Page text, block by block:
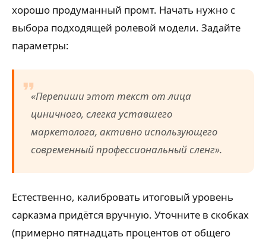
хорошо продуманный промт. Начать нужно с
выбора подходящей ролевой модели. Задайте
параметры:
«Перепиши этот текст от лица
циничного, слегка уставшего
маркетолога, активно использующего
современный профессиональный сленг».
Естественно, калибровать итоговый уровень
сарказма придётся вручную. Уточните в скобках
(примерно пятнадцать процентов от общего